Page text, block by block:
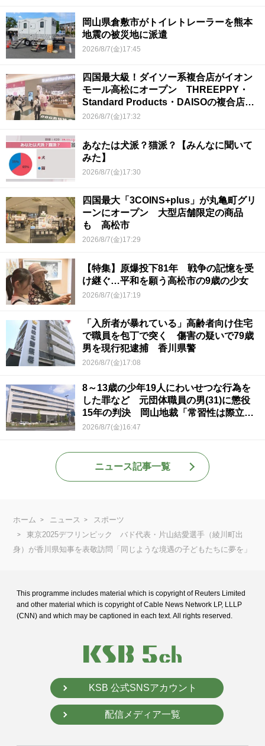
岡山県倉敷市がトイレトレーラーを熊本
地震の被災地に派遣
2026/8/7(金)17:45
四国最大級！ダイソー系複合店がイオン
モール高松にオープン THREEPPY・
Standard Products・DAISOの複合店は
香川県初
2026/8/7(金)17:32
あなたは犬派？猫派？【みんなに聞いて
みた】
2026/8/7(金)17:30
四国最大「3COINS+plus」が丸亀町グリ
ーンにオープン 大型店舗限定の商品
も 高松市
2026/8/7(金)17:29
【特集】原爆投下81年 戦争の記憶を受
け継ぐ…平和を願う高松市の9歳の少女
2026/8/7(金)17:19
「入所者が暴れている」高齢者向け住宅
で職員を包丁で突く 傷害の疑いで79歳
男を現行犯逮捕 香川県警
2026/8/7(金)17:08
8～13歳の少年19人にわいせつな行為を
した罪など 元団体職員の男(31)に懲役
15年の判決 岡山地裁「常習性は際立っ
ていて被害結果も非常に重い」
2026/8/7(金)16:47
ニュース記事一覧
ホーム ニュース
スポーツ
東京2025デフリンピック バド代表・片山結愛選手（綾川町出
身）が香川県知事を表敬訪問「同じような境遇の子どもたちに夢を」
This programme includes material which is copyright of Reuters Limited
and other material which is copyright of Cable News Network LP, LLLP
(CNN) and which may be captioned in each text. All rights reserved.
KSB 公式SNSアカウント
配信メディア一覧